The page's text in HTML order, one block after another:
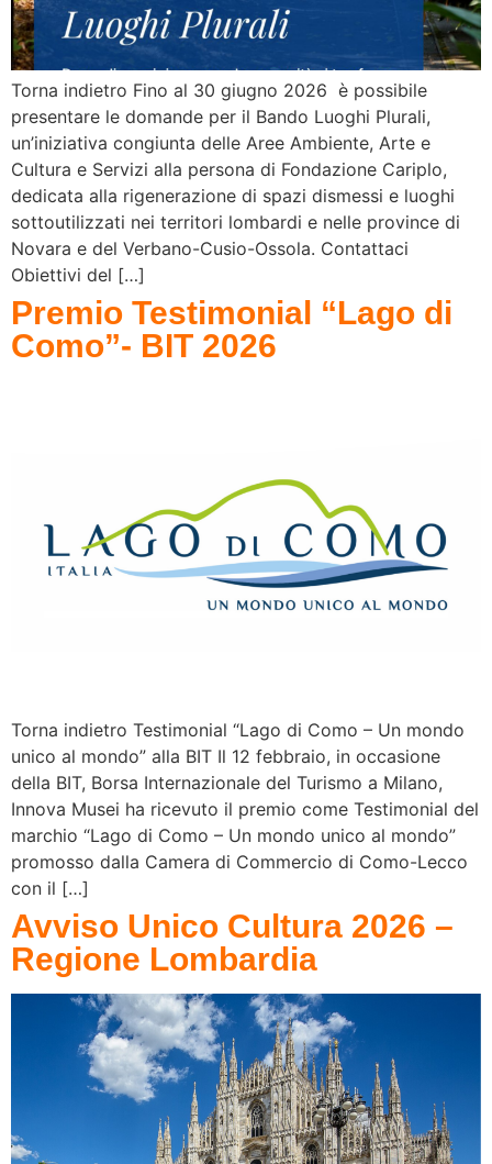
Torna indietro Fino al 30 giugno 2026 è possibile
presentare le domande per il Bando Luoghi Plurali,
un’iniziativa congiunta delle Aree Ambiente, Arte e
Cultura e Servizi alla persona di Fondazione Cariplo,
dedicata alla rigenerazione di spazi dismessi e luoghi
sottoutilizzati nei territori lombardi e nelle province di
Novara e del Verbano-Cusio-Ossola. Contattaci
Obiettivi del […]
Premio Testimonial “Lago di
Como”- BIT 2026
Torna indietro Testimonial “Lago di Como – Un mondo
unico al mondo” alla BIT Il 12 febbraio, in occasione
della BIT, Borsa Internazionale del Turismo a Milano,
Innova Musei ha ricevuto il premio come Testimonial del
marchio “Lago di Como – Un mondo unico al mondo”
promosso dalla Camera di Commercio di Como-Lecco
con il […]
Avviso Unico Cultura 2026 –
Regione Lombardia